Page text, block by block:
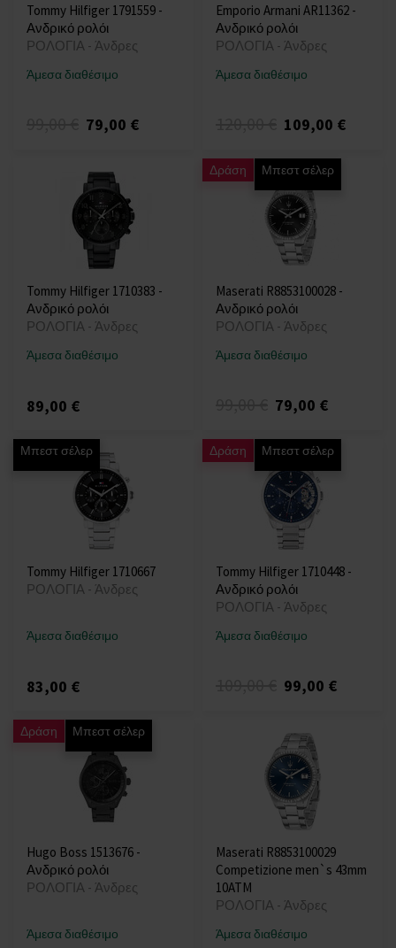
Tommy Hilfiger 1791559 -
Ανδρικό ρολόι
ΡΟΛΟΓΙΑ - Άνδρες
Άμεσα διαθέσιμο
79,00 €
Emporio Armani AR11362 -
Ανδρικό ρολόι
ΡΟΛΟΓΙΑ - Άνδρες
Άμεσα διαθέσιμο
109,00 €
Tommy Hilfiger 1710383 -
Ανδρικό ρολόι
ΡΟΛΟΓΙΑ - Άνδρες
Άμεσα διαθέσιμο
89,00 €
Δράση Μπεστ σέλερ
Maserati R8853100028 -
Ανδρικό ρολόι
ΡΟΛΟΓΙΑ - Άνδρες
Άμεσα διαθέσιμο
79,00 €
Μπεστ σέλερ
Tommy Hilfiger 1710667
ΡΟΛΟΓΙΑ - Άνδρες
Άμεσα διαθέσιμο
83,00 €
Δράση Μπεστ σέλερ
Tommy Hilfiger 1710448 -
Ανδρικό ρολόι
ΡΟΛΟΓΙΑ - Άνδρες
Άμεσα διαθέσιμο
99,00 €
Δράση Μπεστ σέλερ
Hugo Boss 1513676 -
Ανδρικό ρολόι
ΡΟΛΟΓΙΑ - Άνδρες
Άμεσα διαθέσιμο
Maserati R8853100029
Competizione men`s 43mm
10ATM
ΡΟΛΟΓΙΑ - Άνδρες
Άμεσα διαθέσιμο